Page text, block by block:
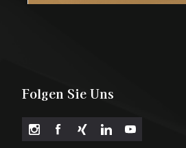
Folgen Sie Uns